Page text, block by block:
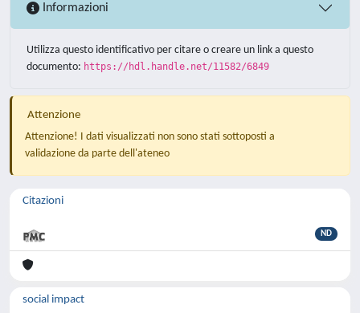
Informazioni
Utilizza questo identificativo per citare o creare un link a questo
documento: https://hdl.handle.net/11582/6849
Attenzione
Attenzione! I dati visualizzati non sono stati sottoposti a
validazione da parte dell'ateneo
Citazioni
ND
social impact